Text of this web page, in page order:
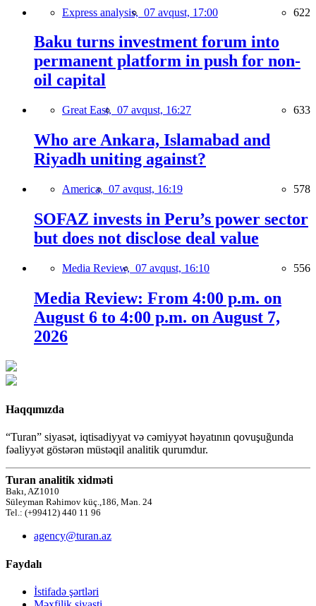
Express analysis, 07 avqust, 17:00 622
Baku turns investment forum into
permanent platform in push for non-
oil capital
Great East, 07 avqust, 16:27 633
Who are Ankara, Islamabad and
Riyadh uniting against?
America, 07 avqust, 16:19 578
SOFAZ invests in Peru’s power sector
but does not disclose deal value
Media Review, 07 avqust, 16:10 556
Media Review: From 4:00 p.m. on
August 6 to 4:00 p.m. on August 7,
2026
Haqqımızda
“Turan” siyasət, iqtisadiyyat və cəmiyyət həyatının qovuşuğunda
fəaliyyət göstərən müstəqil analitik qurumdur.
Turan analitik xidməti
Bakı, AZ1010
Süleyman Rəhimov küç.,186, Mən. 24
Tel.: (+99412) 440 11 96
agency@turan.az
Faydalı
İstifadə şərtləri